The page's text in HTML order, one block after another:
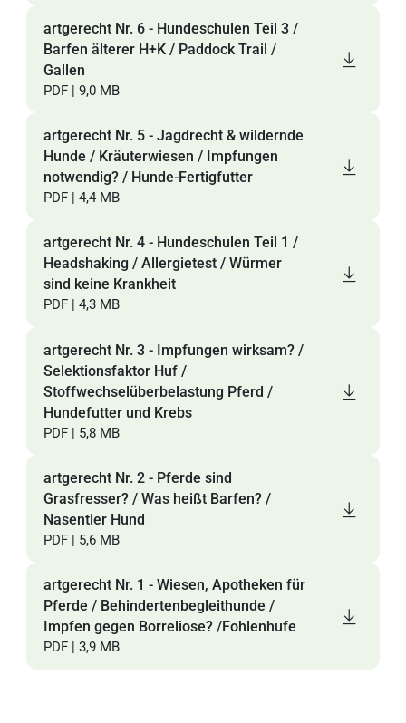
artgerecht Nr. 6 - Hundeschulen Teil 3 /
Barfen älterer H+K / Paddock Trail /
Gallen
PDF | 9,0 MB
artgerecht Nr. 5 - Jagdrecht & wildernde
Hunde / Kräuterwiesen / Impfungen
notwendig? / Hunde-Fertigfutter
PDF | 4,4 MB
artgerecht Nr. 4 - Hundeschulen Teil 1 /
Headshaking / Allergietest / Würmer
sind keine Krankheit
PDF | 4,3 MB
artgerecht Nr. 3 - Impfungen wirksam? /
Selektionsfaktor Huf /
Stoffwechselüberbelastung Pferd /
Hundefutter und Krebs
PDF | 5,8 MB
artgerecht Nr. 2 - Pferde sind
Grasfresser? / Was heißt Barfen? /
Nasentier Hund
PDF | 5,6 MB
artgerecht Nr. 1 - Wiesen, Apotheken für
Pferde / Behindertenbegleithunde /
Impfen gegen Borreliose? /Fohlenhufe
PDF | 3,9 MB